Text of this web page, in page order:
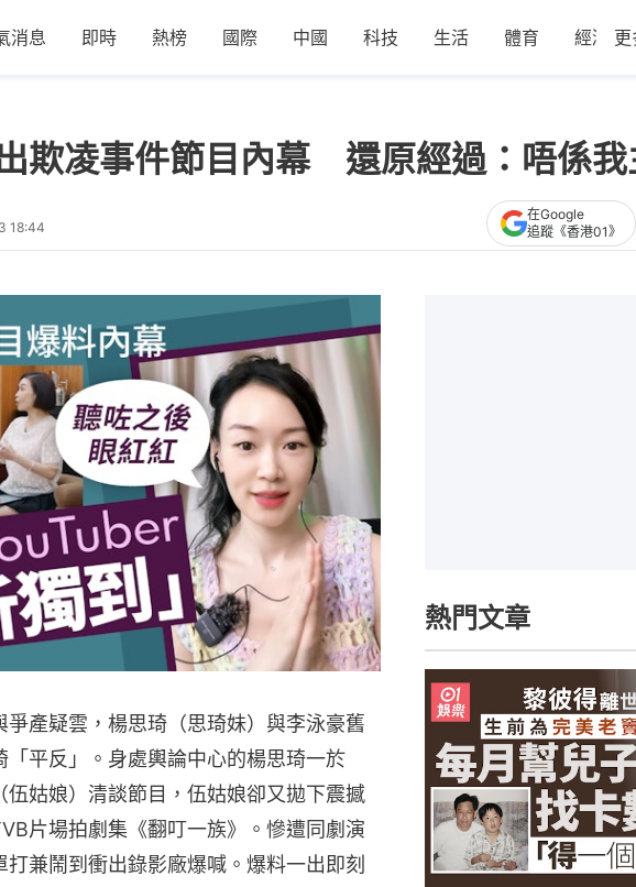
消息 即時 熱榜 國際 中國 科技 生活 體育 經濟 更
欺凌事件節目內幕 還原經過：唔係我
18:44
在Google
追蹤《香港01》
產疑雲，楊思琦（思琦妹）與李泳豪舊
平反」。身處輿論中心的楊思琦一於
伍姑娘）清談節目，伍姑娘卻又拋下震撼
片場拍劇集《翻叮一族》。慘遭同劇演
兼鬧到衝出錄影廠爆喊。爆料一出即刻
熱門文章